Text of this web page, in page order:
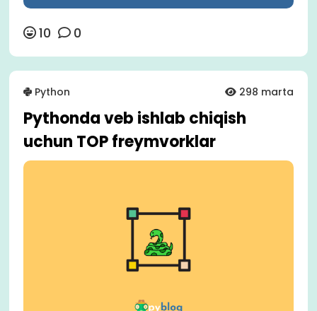
10 0
Python 298 marta
Pythonda veb ishlab chiqish
uchun TOP freymvorklar